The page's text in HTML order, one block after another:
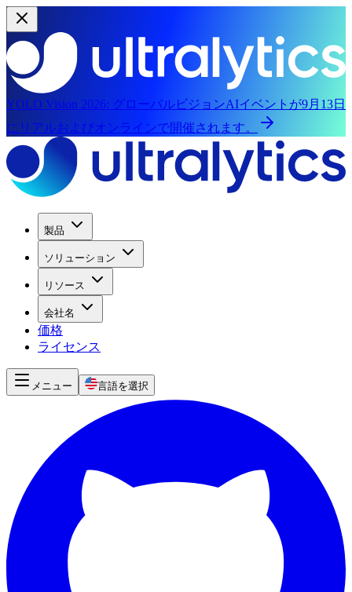
YOLO Vision 2026: グローバルビジョンAIイベントが9月13日
にリアルおよびオンラインで開催されます。
製品
ソリューション
リソース
会社名
価格
ライセンス
メニュー 言語を選択